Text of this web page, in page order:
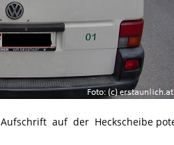
auf der Heckscheibe